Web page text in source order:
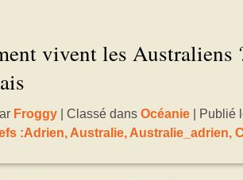
vivent les Australiens
Froggy | Classé dans Océanie | Publié
:Adrien, Australie, Australie_adrien,